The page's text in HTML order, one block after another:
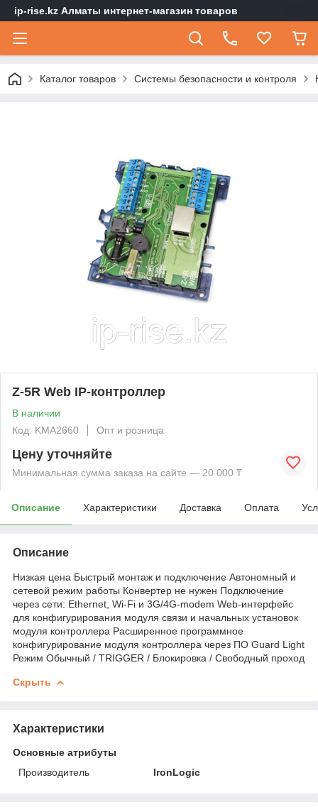
ip-rise.kz Алматы интернет-магазин товаров
Каталог товаров Системы безопасности и контроля
Z-5R Web IP-контроллер
В наличии
Код: KMА2660
Опт и розница
Цену уточняйте
Минимальная сумма заказа на сайте — 20 000 ₸
Описание Характеристики Доставка Оплата
Описание
Низкая цена Быстрый монтаж и подключение Автономный и
сетевой режим работы Конвертер не нужен Подключение
через сети: Ethernet, Wi-Fi и 3G/4G-modem Web-интерфейс
для конфигурирования модуля связи и начальных установок
модуля контроллера Расширенное программное
конфигурирование модуля контроллера через ПО Guard Light
Режим Обычный / TRIGGER / Блокировка / Свободный проход
Скрыть
Характеристики
Основные атрибуты
Производитель
IronLogic